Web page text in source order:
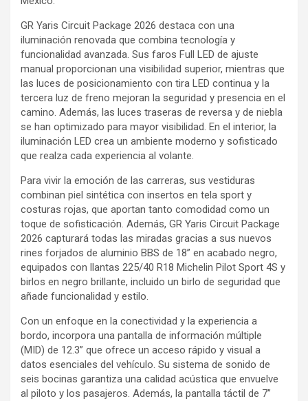
GR Yaris Circuit Package 2026 destaca con una
iluminación renovada que combina tecnología y
funcionalidad avanzada. Sus faros Full LED de ajuste
manual proporcionan una visibilidad superior, mientras que
las luces de posicionamiento con tira LED continua y la
tercera luz de freno mejoran la seguridad y presencia en el
camino. Además, las luces traseras de reversa y de niebla
se han optimizado para mayor visibilidad. En el interior, la
iluminación LED crea un ambiente moderno y sofisticado
que realza cada experiencia al volante.
Para vivir la emoción de las carreras, sus vestiduras
combinan piel sintética con insertos en tela sport y
costuras rojas, que aportan tanto comodidad como un
toque de sofisticación. Además, GR Yaris Circuit Package
2026 capturará todas las miradas gracias a sus nuevos
rines forjados de aluminio BBS de 18” en acabado negro,
equipados con llantas 225/40 R18 Michelin Pilot Sport 4S y
birlos en negro brillante, incluido un birlo de seguridad que
añade funcionalidad y estilo.
Con un enfoque en la conectividad y la experiencia a
bordo, incorpora una pantalla de información múltiple
(MID) de 12.3” que ofrece un acceso rápido y visual a
datos esenciales del vehículo. Su sistema de sonido de
seis bocinas garantiza una calidad acústica que envuelve
al piloto y los pasajeros. Además, la pantalla táctil de 7”